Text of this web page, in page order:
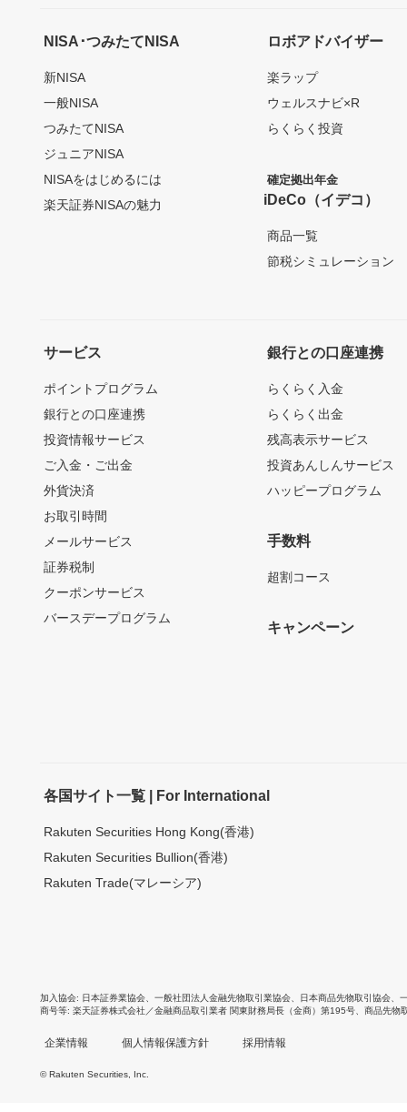
NISA･つみたてNISA
新NISA
一般NISA
つみたてNISA
ジュニアNISA
NISAをはじめるには
楽天証券NISAの魅力
ロボアドバイザー
楽ラップ
ウェルスナビ×R
らくらく投資
確定拠出年金
iDeCo（イデコ）
商品一覧
節税シミュレーション
サービス
ポイントプログラム
銀行との口座連携
投資情報サービス
ご入金・ご出金
外貨決済
お取引時間
メールサービス
証券税制
クーポンサービス
バースデープログラム
銀行との口座連携
らくらく入金
らくらく出金
残高表示サービス
投資あんしんサービス
ハッピープログラム
手数料
超割コース
キャンペーン
各国サイト一覧 | For International
Rakuten Securities Hong Kong(香港)
Rakuten Securities Bullion(香港)
Rakuten Trade(マレーシア)
加入協会 日本証券業協会 一般社団法人金融先物取引業協会 日本商品先物取引協会
商号等 楽天証券株式会社／金融商品取引業者 関東財務局長（金商）第195号、商品先物
企業情報 個人情報保護方針 採用情報
© Rakuten Securities, Inc.